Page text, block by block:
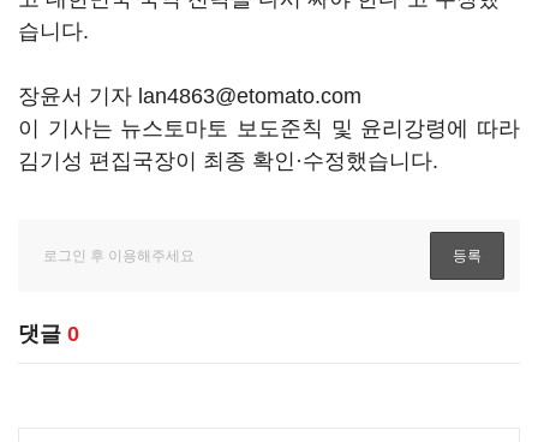
습니다.
장윤서 기자 lan4863@etomato.com
이 기사는 뉴스토마토 보도준칙 및 윤리강령에 따라
김기성 편집국장이 최종 확인·수정했습니다.
댓글 0